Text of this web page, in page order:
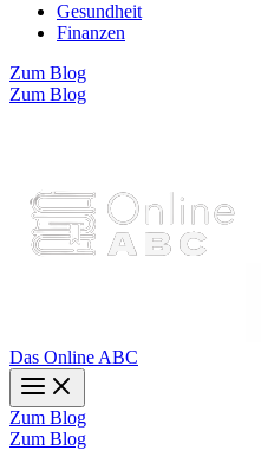
Gesundheit
Finanzen
Zum Blog
Zum Blog
Das Online ABC
Zum Blog
Zum Blog